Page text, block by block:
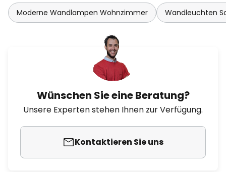
Moderne Wandlampen Wohnzimmer Wandleuchten
Wünschen Sie eine Beratung?
Unsere Experten stehen Ihnen zur Verfügung.
Kontaktieren Sie uns